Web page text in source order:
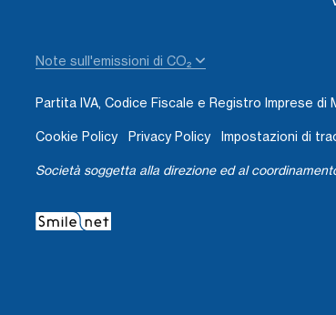
Note sull'emissioni di CO₂
Partita IVA, Codice Fiscale e Registro Imprese di
Cookie Policy Privacy Policy Impostazioni di
Società soggetta alla direzione ed al